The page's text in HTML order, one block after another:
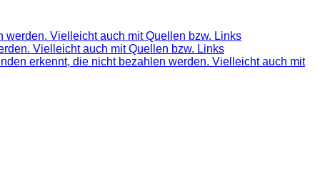
werden. Vielleicht auch mit Quellen bzw. Links
Vielleicht auch mit Quellen bzw. Links
erkennt, die nicht bezahlen werden. Vielleicht auch mit